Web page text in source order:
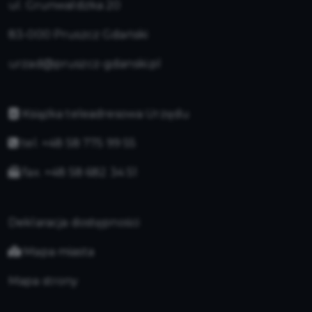
ul. Grunwaldzka 20
83-000 Pruszcz Gdański
urzad@pruszcz-gdanski.pl
Książka teleadresowa Urzędu
tel. +48 58 775 99 55
fax. +48 58 682 34 51
Deklaracja dostępności
Mapa miasta
Mapa strony